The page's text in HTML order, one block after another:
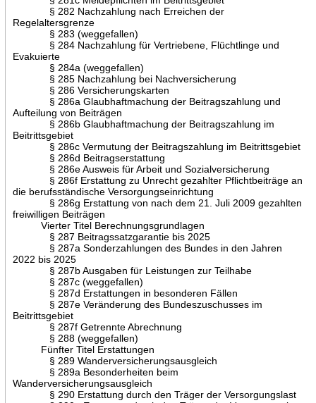
§ 282 Nachzahlung nach Erreichen der
Regelaltersgrenze
§ 283 (weggefallen)
§ 284 Nachzahlung für Vertriebene, Flüchtlinge und
Evakuierte
§ 284a (weggefallen)
§ 285 Nachzahlung bei Nachversicherung
§ 286 Versicherungskarten
§ 286a Glaubhaftmachung der Beitragszahlung und
Aufteilung von Beiträgen
§ 286b Glaubhaftmachung der Beitragszahlung im
Beitrittsgebiet
§ 286c Vermutung der Beitragszahlung im Beitrittsgebiet
§ 286d Beitragserstattung
§ 286e Ausweis für Arbeit und Sozialversicherung
§ 286f Erstattung zu Unrecht gezahlter Pflichtbeiträge an
die berufsständische Versorgungseinrichtung
§ 286g Erstattung von nach dem 21. Juli 2009 gezahlten
freiwilligen Beiträgen
Vierter Titel Berechnungsgrundlagen
§ 287 Beitragssatzgarantie bis 2025
§ 287a Sonderzahlungen des Bundes in den Jahren
2022 bis 2025
§ 287b Ausgaben für Leistungen zur Teilhabe
§ 287c (weggefallen)
§ 287d Erstattungen in besonderen Fällen
§ 287e Veränderung des Bundeszuschusses im
Beitrittsgebiet
§ 287f Getrennte Abrechnung
§ 288 (weggefallen)
Fünfter Titel Erstattungen
§ 289 Wanderversicherungsausgleich
§ 289a Besonderheiten beim
Wanderversicherungsausgleich
§ 290 Erstattung durch den Träger der Versorgungslast